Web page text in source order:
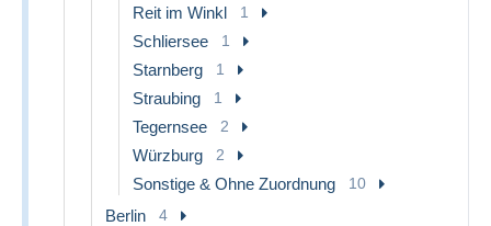
Reit im Winkl 1
Schliersee 1
Starnberg 1
Straubing 1
Tegernsee 2
Würzburg 2
Sonstige & Ohne Zuordnung 10
Berlin 4